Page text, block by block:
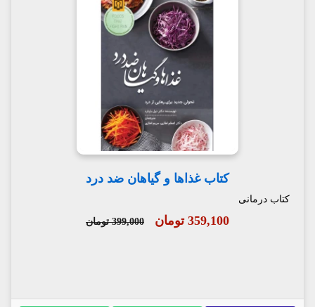
کتاب غذاها و گیاهان ضد درد
کتاب درمانی
359,100 تومان 399,000 تومان